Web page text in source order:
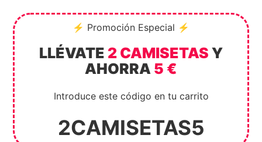
⚡ Promoción Especial ⚡
LLÉVATE 2 CAMISETAS Y
AHORRA 5 €
Introduce este código en tu carrito
2CAMISETAS5